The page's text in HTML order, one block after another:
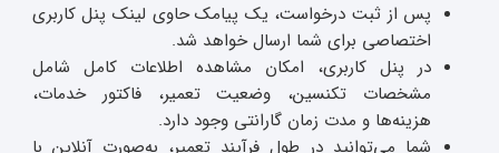
پس از ثبت درخواست، یک پیامک حاوی لینک پنل کاربری
اختصاصی برای شما ارسال خواهد شد.
در پنل کاربری، امکان مشاهده اطلاعات کامل شامل
مشخصات تکنسین، وضعیت تعمیر، فاکتور خدمات،
هزینه‌ها و مدت زمان گارانتی وجود دارد.